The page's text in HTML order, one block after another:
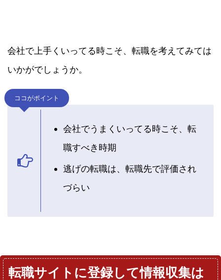
会社で上手くいってる時こそ、転職を考えてみては
いかがでしょうか。
ココがポイント
会社でうまくいってる時こそ、転
職すべき時期
逃げの転職は、転職先で評価され
づらい
転職サイトに登録して情報収集は